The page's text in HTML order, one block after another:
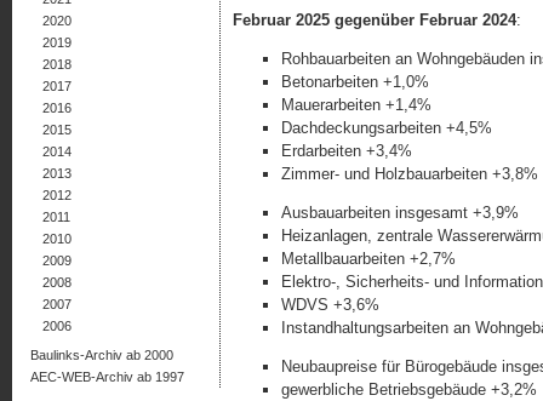
Februar 2025 gegenüber Februar 2024:
Rohbauarbeiten an Wohngebäuden
Betonarbeiten +1,0%
Mauerarbeiten +1,4%
Dachdeckungsarbeiten +4,5%
Erdarbeiten +3,4%
Zimmer- und Holzbauarbeiten +3,8%
Ausbauarbeiten insgesamt +3,9%
Heizanlagen, zentrale
Metallbauarbeiten +2,7%
Elektro-, Sicherheits- und
WDVS +3,6%
Instandhaltungsarbeiten an
Neubaupreise für Bürogebäude
gewerbliche Betriebsgebäude +3,2%
2020
2019
2018
2017
2016
2015
2014
2013
2012
2011
2010
2009
2008
2007
2006
Baulinks-Archiv ab 2000
AEC-WEB-Archiv ab 1997